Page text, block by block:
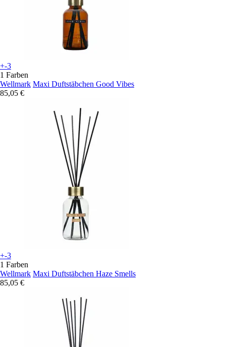
+-3
1 Farben
Wellmark Maxi Duftstäbchen Good Vibes
85,05 €
+-3
1 Farben
Wellmark Maxi Duftstäbchen Haze Smells
85,05 €